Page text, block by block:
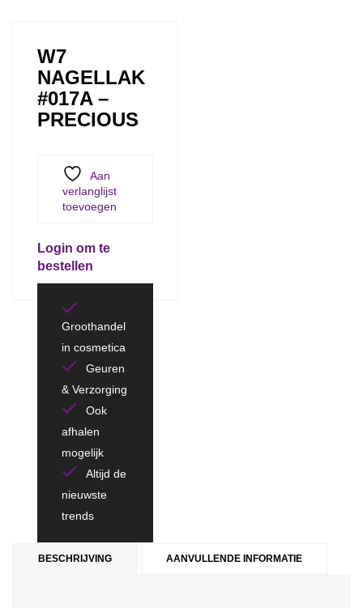
W7
NAGELLAK
#017A –
PRECIOUS
Aan
verlanglijst
toevoegen
Login om te
bestellen
Groothandel
in cosmetica
Geuren
& Verzorging
Ook
afhalen
mogelijk
Altijd de
nieuwste
trends
BESCHRIJVING AANVULLENDE INFORMATIE